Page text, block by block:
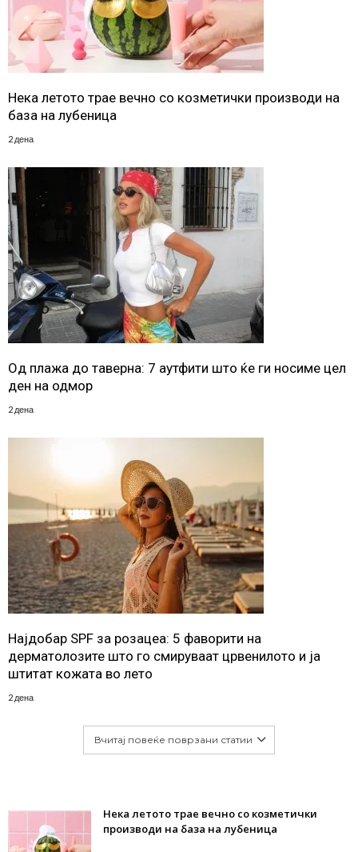
Нека летото трае вечно со козметички производи на
база на лубеница
2 дена
Од плажа до таверна: 7 аутфити што ќе ги носиме цел
ден на одмор
2 дена
Најдобар SPF за розацеа: 5 фаворити на
дерматолозите што го смируваат црвенилото и ја
штитат кожата во лето
2 дена
Вчитај повеќе поврзани статии
Нека летото трае вечно со козметички
производи на база на лубеница